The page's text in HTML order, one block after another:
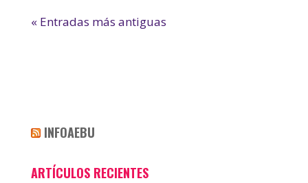
« Entradas más antiguas
INFOAEBU
ARTÍCULOS RECIENTES